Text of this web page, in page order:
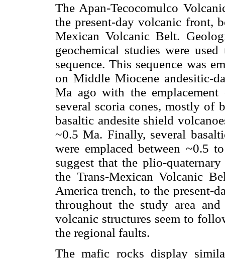
The Apan-Tecocomulco
the present-day volcanic front,
Mexican Volcanic Belt.
geochemical studies were
sequence. This sequence was
on Middle Miocene andesitic-
Ma ago with the
several scoria cones, mostly of
basaltic andesite shield
~0.5 Ma. Finally, several
were emplaced between ~0.5
suggest that the plio-
the Trans-Mexican Volcanic
America trench, to the present-
throughout the study area
volcanic structures seem to
the regional faults.
The mafic rocks display